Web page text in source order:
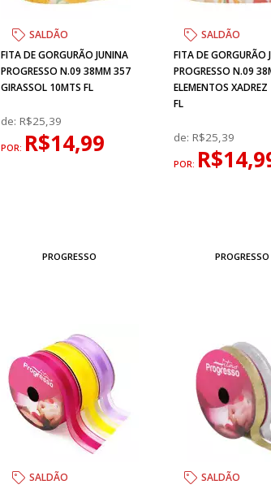
SALDÃO
FITA DE GORGURÃO JUNINA
PROGRESSO N.09 38MM 357
GIRASSOL 10MTS FL
de: R$25,39
POR: R$14,99
PROGRESSO
SALDÃO
FITA DE GORGURÃO
PROGRESSO N.09
ELEMENTOS
FL
de: R$25,39
POR:
PROGRESSO
SALDÃO
SALDÃO